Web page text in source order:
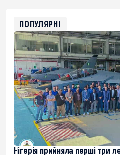
ПОПУЛЯРНІ
Нігерія прийняла перші три